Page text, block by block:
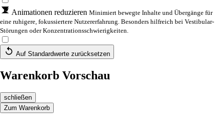
Animationen reduzieren Minimiert bewegte Inhalte und Übergänge für
eine ruhigere, fokussiertere Nutzererfahrung. Besonders hilfreich bei Vestibular-
Störungen oder Konzentrationsschwierigkeiten.
Auf Standardwerte zurücksetzen
Warenkorb Vorschau
schließen
Zum Warenkorb